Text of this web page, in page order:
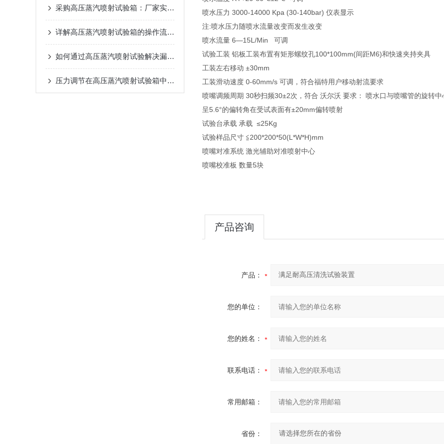
采购高压蒸汽喷射试验箱：厂家实力与售后保障怎么选
详解高压蒸汽喷射试验箱的操作流程与标准
如何通过高压蒸汽喷射试验解决漏水问题？
压力调节在高压蒸汽喷射试验箱中的重要性
喷水压力 3000-14000 Kpa (30-140bar) 仪表显示
注:喷水压力随喷水流量改变而发生改变
喷水流量 6—15L/Min 可调
试验工装 铝板工装布置有矩形螺纹孔100*100mm(间距M6)和快速夹持夹具
工装左右移动 ±30mm
工装滑动速度 0-60mm/s 可调，符合福特用户移动射流要求
喷嘴调频周期 30秒扫频30±2次，符合 沃尔沃 要求： 喷水口与喷嘴管的旋转中
呈5.6°的偏转角在受试表面有±20mm偏转喷射
试验台承载 承载 ≤25Kg
试验样品尺寸 ≦200*200*50(L*W*H)mm
喷嘴对准系统 激光辅助对准喷射中心
喷嘴校准板 数量5块
产品咨询
产品：
您的单位：
您的姓名：
联系电话：
常用邮箱：
省份：